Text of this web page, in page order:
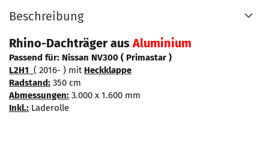
Beschreibung
Rhino-Dachträger ausAluminium
Passend für: Nissan NV300 ( Primastar )
L2H1 ( 2016- ) mit Heckklappe
Radstand: 350 cm
Abmessungen: 3.000 x 1.600 mm
Inkl.: Laderolle